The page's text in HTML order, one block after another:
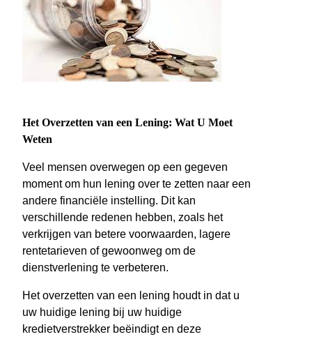
Het Overzetten van een Lening: Wat U Moet
Weten
Veel mensen overwegen op een gegeven
moment om hun lening over te zetten naar een
andere financiële instelling. Dit kan
verschillende redenen hebben, zoals het
verkrijgen van betere voorwaarden, lagere
rentetarieven of gewoonweg om de
dienstverlening te verbeteren.
Het overzetten van een lening houdt in dat u
uw huidige lening bij uw huidige
kredietverstrekker beëindigt en deze